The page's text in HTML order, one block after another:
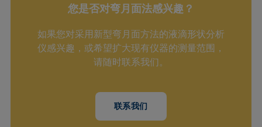
您是否对弯月面法感兴趣？
如果您对采用新型弯月面方法的液滴形状分析
仪感兴趣，或希望扩大现有仪器的测量范围，
请随时联系我们。
联系我们